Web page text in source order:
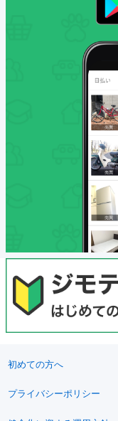
初めての方へ
プライバシーポリシー